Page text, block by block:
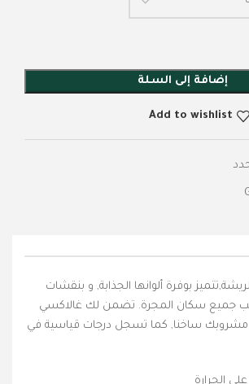
إضافة إلى السلة
Add to wishlist
بوفرة ألوانها الجذابة, و بنقشات
جميع سكان المجرة. تضمن لك غالاكسي
مشروبك ساخنا, كما تسجل درجات قياسية في
الحرارة